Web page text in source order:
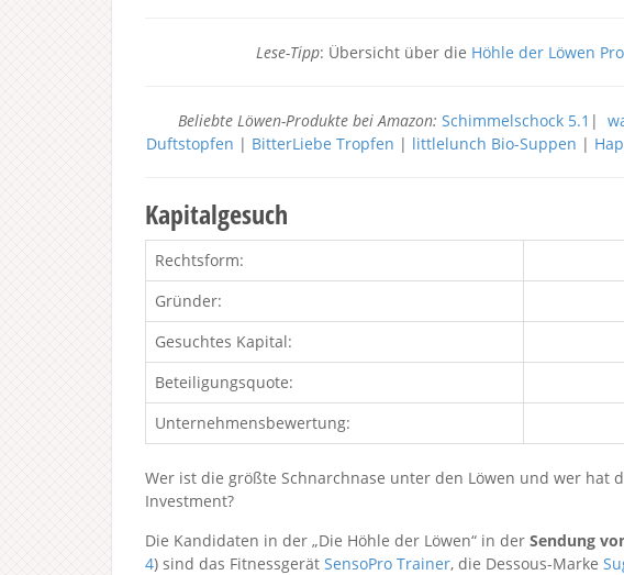
Lese-Tipp: Übersicht über die Höhle der Löwen
Beliebte Löwen-Produkte bei Amazon: Schimmelschock 5.1 |
Duftstopfen | BitterLiebe Tropfen | littlelunch Bio-Suppen |
Kapitalgesuch
Rechtsform:
Gründer:
Gesuchtes Kapital:
Beteiligungsquote:
Unternehmensbewertung:
Wer ist die größte Schnarchnase unter den Löwen und wer hat
Investment?
Die Kandidaten in der „Die Höhle der Löwen“ in der Sendung
4) sind das Fitnessgerät SensoPro Trainer, die Dessous-Marke